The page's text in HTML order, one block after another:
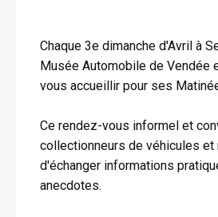
Chaque 3e dimanche d'Avril à
Musée Automobile de Vendée
vous accueillir pour ses
Ce rendez-vous informel et
collectionneurs de véhicules
d'échanger informations
anecdotes.